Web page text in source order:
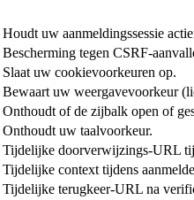
Houdt uw aanmeldingssessie
Bescherming tegen CSRF-
Slaat uw cookievoorkeuren op.
Bewaart uw weergavevoorkeur
Onthoudt of de zijbalk open of
Onthoudt uw taalvoorkeur.
Tijdelijke doorverwijzings-URL
Tijdelijke context tijdens
Tijdelijke terugkeer-URL na